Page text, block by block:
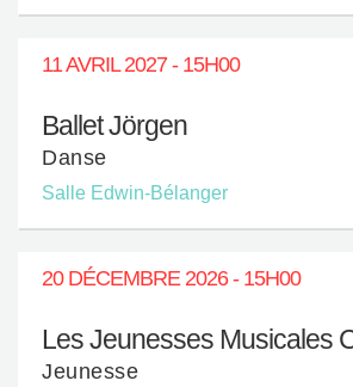
11 AVRIL 2027 - 15H00
Ballet Jörgen
Danse
Salle Edwin-Bélanger
20 DÉCEMBRE 2026 - 15H00
Les Jeunesses Musicales
Jeunesse